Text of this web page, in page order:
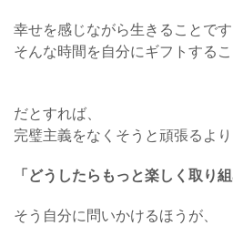
幸せを感じながら生きることです
そんな時間を自分にギフトするこ
だとすれば、
完璧主義をなくそうと頑張るより
「どうしたらもっと楽しく取り
そう自分に問いかけるほうが、